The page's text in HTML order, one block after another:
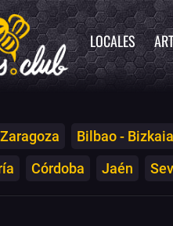
LOCALES
Zaragoza Bilbao - Bizkaia
Córdoba Jaén